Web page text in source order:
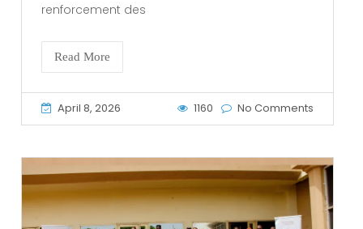
renforcement des
Read More
April 8, 2026 1160 No Comments